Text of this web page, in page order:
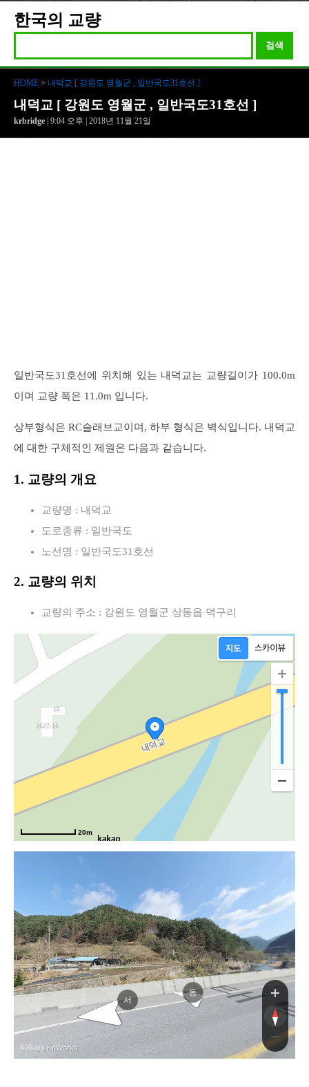
한국의 교량
검색
HOME > 내덕교 [ 강원도 영월군 , 일반국도31호선 ]
내덕교 [ 강원도 영월군 , 일반국도31호선 ]
krbridge | 9:04 오후 | 2018년 11월 21일
일반국도31호선에 위치해 있는 내덕교는 교량길이가 100.0m
이며 교량 폭은 11.0m 입니다.
상부형식은 RC슬래브교이며, 하부 형식은 벽식입니다. 내덕교
에 대한 구체적인 제원은 다음과 같습니다.
1. 교량의 개요
교량명 : 내덕교
도로종류 : 일반국도
노선명 : 일반국도31호선
2. 교량의 위치
교량의 주소 : 강원도 영월군 상동읍 덕구리
20m
로
로
서
동
, KnWorks